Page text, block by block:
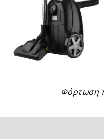
Φόρτωση